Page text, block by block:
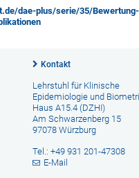
dae-plus/serie/35/Bewertung-
Kontakt
Lehrstuhl für Klinische
Epidemiologie und
Haus A15.4 (DZHI)
Am Schwarzenberg 15
97078 Würzburg
Tel.: +49 931 201-47308
E-Mail